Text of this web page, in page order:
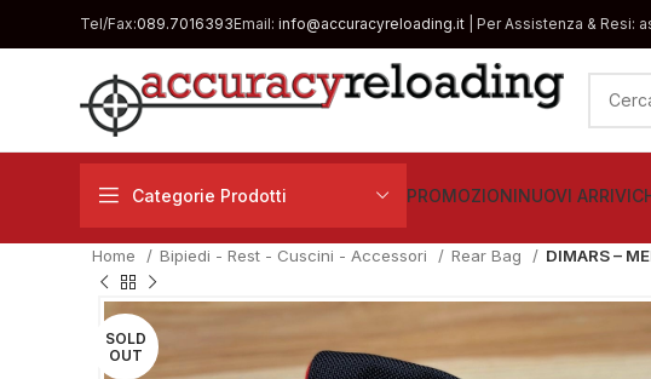
Tel/Fax:089.7016393Email: info@accuracyreloading.it | Per Assistenza & Resi:
Categorie Prodotti PROMOZIONINUOVI ARRIVI
Home Bipiedi - Rest - Cuscini - Accessori Rear Bag DIMARS –
SOLD
OUT